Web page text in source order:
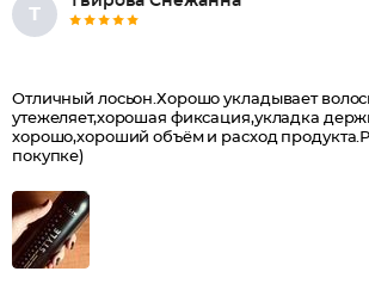
Т
Отличный лосьон.Хорошо укладывает
утежеляет,хорошая фиксация,укладка
хорошо,хороший объём и расход
покупке)